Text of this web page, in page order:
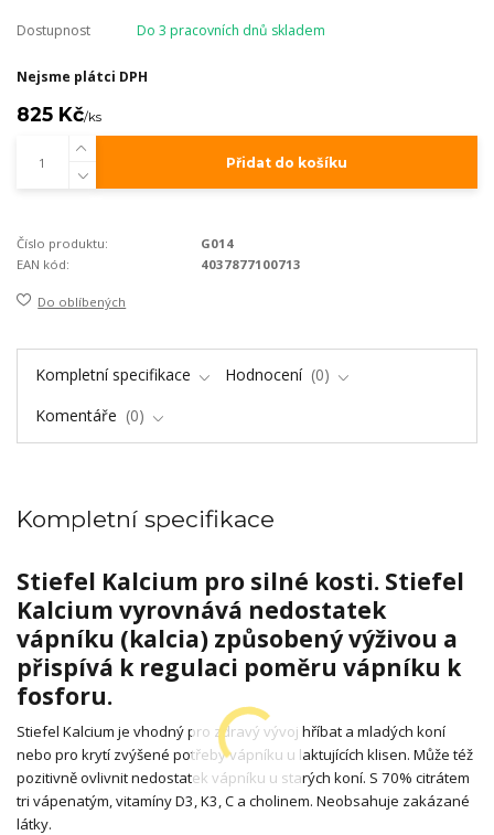
Dostupnost Do 3 pracovních dnů skladem
Nejsme plátci DPH
825 Kč/ks
Přidat do košíku
Číslo produktu:
G014
EAN kód:
4037877100713
Do oblíbených
Kompletní specifikace Hodnocení
0
Komentáře
0
Kompletní specifikace
Stiefel Kalcium pro silné kosti. Stiefel
Kalcium vyrovnává nedostatek
vápníku (kalcia) způsobený výživou a
přispívá k regulaci poměru vápníku k
fosforu.
Stiefel Kalcium je vhodný pro zdravý vývoj hříbat a mladých koní
nebo pro krytí zvýšené potřeby vápníku u laktujících klisen. Může též
pozitivně ovlivnit nedostatek vápníku u starých koní. S 70% citrátem
tri vápenatým, vitamíny D3, K3, C a cholinem. Neobsahuje zakázané
látky.